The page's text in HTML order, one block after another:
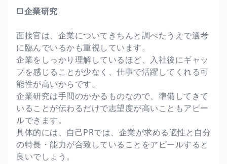
□企業研究
面接官は、企業についてきちんと調べたうえで選考
に臨んでいるかも重視しています。
企業をしっかり理解しているほど、入社後にギャッ
プを感じることが少なく、仕事で活躍してくれる可
能性が高いからです。
企業研究は手間のかかるものなので、準備してきて
いることが伝わるだけで志望度が高いこともアピー
ルできます。
具体的には、自己PRでは、企業が求める適性と自分
の特長・能力が合致していることをアピールすると
良いでしょう。